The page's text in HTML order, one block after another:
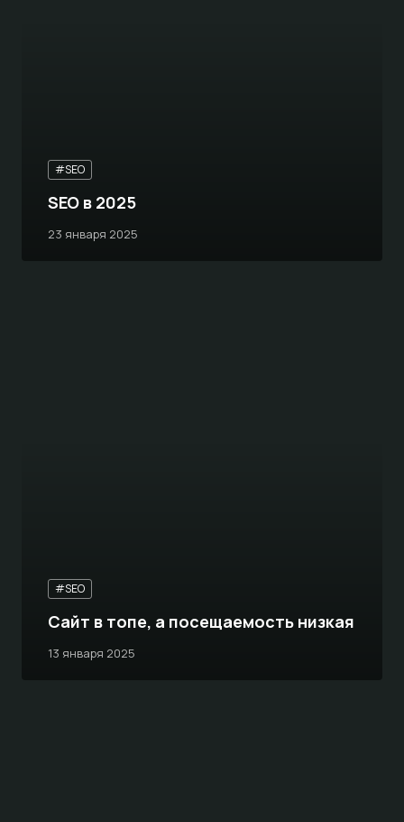
#SEO
23 января 2025
SEO в 2025
#SEO
13 января 2025
Сайт в топе, а посещаемость низкая